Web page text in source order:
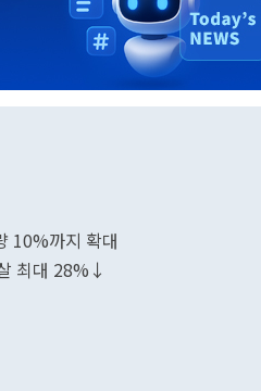
10%까지 확대
최대 28%↓